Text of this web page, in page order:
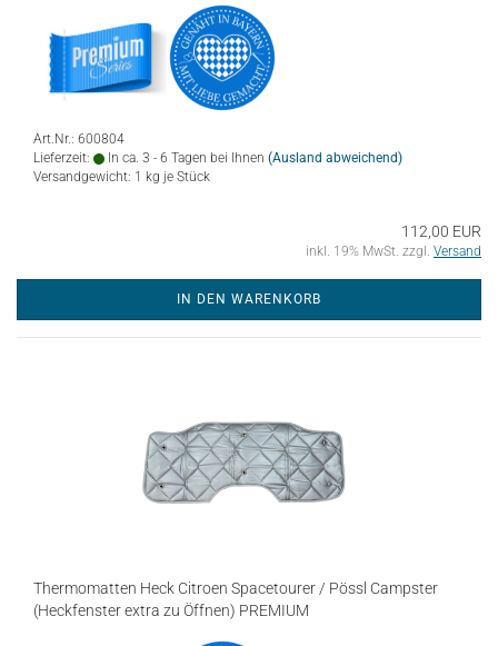
Art.Nr.: 600804
Lieferzeit:
In ca. 3 - 6 Tagen bei Ihnen (Ausland abweichend)
Versandgewicht: 1 kg je Stück
112,00 EUR
inkl. 19% MwSt. zzgl. Versand
IN DEN WARENKORB
Thermomatten Heck Citroen Spacetourer / Pössl Campster
(Heckfenster extra zu Öffnen) PREMIUM